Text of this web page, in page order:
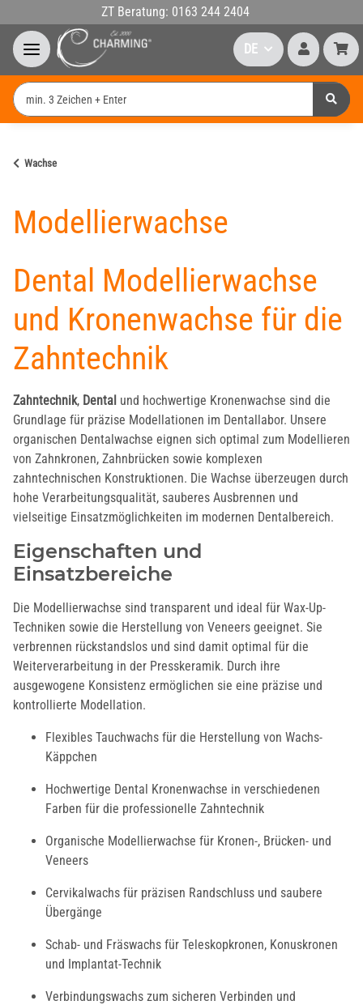
ZT Beratung: 0163 244 2404
DE
Wachse
Modellierwachse
Dental Modellierwachse
und Kronenwachse für die
Zahntechnik
Zahntechnik, Dental und hochwertige Kronenwachse sind die
Grundlage für präzise Modellationen im Dentallabor. Unsere
organischen Dentalwachse eignen sich optimal zum Modellieren
von Zahnkronen, Zahnbrücken sowie komplexen
zahntechnischen Konstruktionen. Die Wachse überzeugen durch
hohe Verarbeitungsqualität, sauberes Ausbrennen und
vielseitige Einsatzmöglichkeiten im modernen Dentalbereich.
Eigenschaften und
Einsatzbereiche
Die Modellierwachse sind transparent und ideal für Wax-Up-
Techniken sowie die Herstellung von Veneers geeignet. Sie
verbrennen rückstandslos und sind damit optimal für die
Weiterverarbeitung in der Presskeramik. Durch ihre
ausgewogene Konsistenz ermöglichen sie eine präzise und
kontrollierte Modellation.
Flexibles Tauchwachs für die Herstellung von Wachs-
Käppchen
Hochwertige Dental Kronenwachse in verschiedenen
Farben für die professionelle Zahntechnik
Organische Modellierwachse für Kronen-, Brücken- und
Veneers
Cervikalwachs für präzisen Randschluss und saubere
Übergänge
Schab- und Fräswachs für Teleskopkronen, Konuskronen
und Implantat-Technik
Verbindungswachs zum sicheren Verbinden und